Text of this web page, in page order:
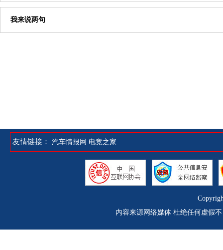
我来说两句
友情链接： 汽车情报网 电竞之家
内容来源网络媒体 杜绝任何虚假